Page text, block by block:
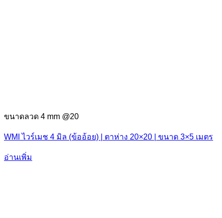
ขนาดลวด 4 mm @20
WMI ไวร์เมช 4 มิล (ข้ออ้อย) | ตาห่าง 20×20 | ขนาด 3×5 เมตร
อ่านเพิ่ม